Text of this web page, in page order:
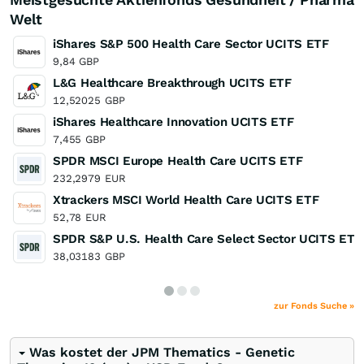
Welt
iShares S&P 500 Health Care Sector UCITS ETF
9,84 GBP
L&G Healthcare Breakthrough UCITS ETF
12,52025 GBP
iShares Healthcare Innovation UCITS ETF
7,455 GBP
SPDR MSCI Europe Health Care UCITS ETF
232,2979 EUR
Xtrackers MSCI World Health Care UCITS ETF
52,78 EUR
SPDR S&P U.S. Health Care Select Sector UCITS ETF
38,03183 GBP
zur Fonds Suche »
Was kostet der JPM Thematics - Genetic